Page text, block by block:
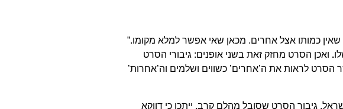
שאין כמותו אצל אחרים. מכאן שאי אפשר למלא מקומו.”
. ואכן הסרט מחזק זאת בשני אופנים: גיבורי הסרט
לראות את ה’אחרים’ כשווים ושלמים וה’אחרות’
גיבור הסרט שסובל מהלם קרב. ייתכן כי דווקא